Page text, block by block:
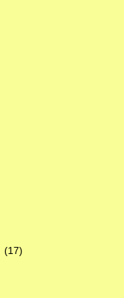
(17)